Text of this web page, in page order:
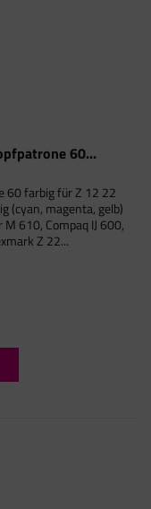
60...
60 farbig für Z 12 22
(cyan, magenta, gelb)
610, Compaq IJ 600,
Z 22...